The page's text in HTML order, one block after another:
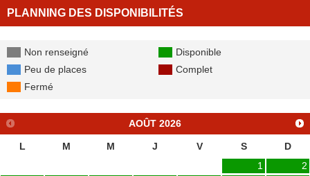
PLANNING DES DISPONIBILITÉS
Non renseigné
Disponible
Peu de places
Complet
Fermé
AOÛT 2026
L M M J V S
D
1
2